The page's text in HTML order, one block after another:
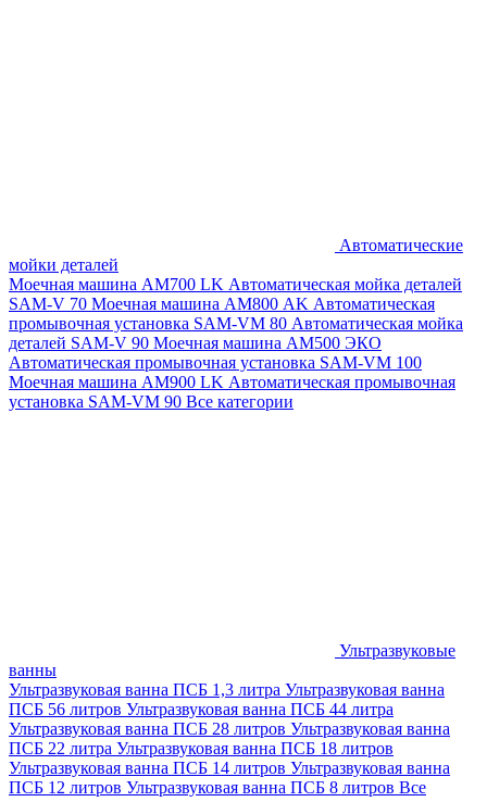
Автоматические
мойки деталей
Моечная машина AM700 LK Автоматическая мойка деталей
SAM-V 70 Моечная машина АМ800 AK Автоматическая
промывочная установка SAM-VM 80 Автоматическая мойка
деталей SAM-V 90 Моечная машина АМ500 ЭКО
Автоматическая промывочная установка SAM-VM 100
Моечная машина AM900 LK Автоматическая промывочная
установка SAM-VM 90 Все категории
Ультразвуковые
ванны
Ультразвуковая ванна ПСБ 1,3 литра Ультразвуковая ванна
ПСБ 56 литров Ультразвуковая ванна ПСБ 44 литра
Ультразвуковая ванна ПСБ 28 литров Ультразвуковая ванна
ПСБ 22 литра Ультразвуковая ванна ПСБ 18 литров
Ультразвуковая ванна ПСБ 14 литров Ультразвуковая ванна
ПСБ 12 литров Ультразвуковая ванна ПСБ 8 литров Все